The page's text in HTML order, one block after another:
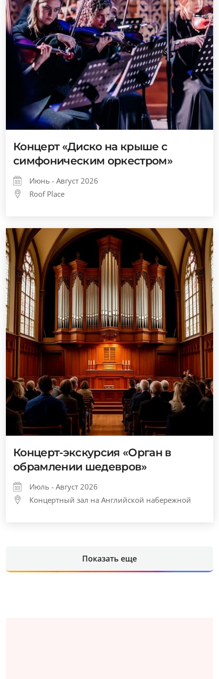
Концерт «Диско на крыше с
симфоническим оркестром»
Июнь - Август 2026
Roof Place
Концерт-экскурсия «Орган в
обрамлении шедевров»
Июль - Август 2026
Концертный зал на Английской набережной
Показать еще